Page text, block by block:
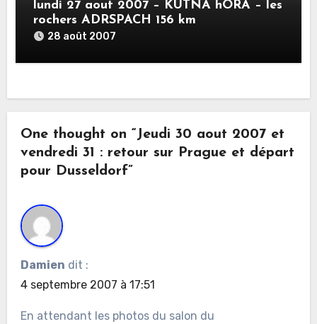
lundi 27 aout 2007 – KUTNA hORA – les
rochers ADRSPACH 156 km
28 août 2007
One thought on “Jeudi 30 aout 2007 et
vendredi 31 : retour sur Prague et départ
pour Dusseldorf”
Damien dit :
4 septembre 2007 à 17:51
En attendant les photos du salon du